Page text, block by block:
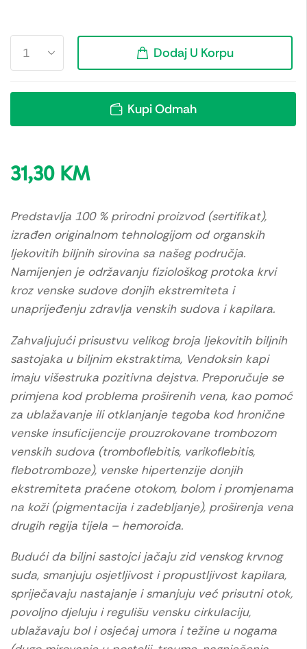
Dodaj U Korpu
Kupi Odmah
31,30 KM
Predstavlja 100 % prirodni proizvod (sertifikat),
izrađen originalnom tehnologijom od organskih
ljekovitih biljnih sirovina sa našeg područja.
Namijenjen je održavanju fiziološkog protoka krvi
kroz venske sudove donjih ekstremiteta i
unaprijeđenju zdravlja venskih sudova i kapilara.
Zahvaljujući prisustvu velikog broja ljekovitih biljnih
sastojaka u biljnim ekstraktima, Vendoksin kapi
imaju višestruka pozitivna dejstva. Preporučuje se
primjena kod problema proširenih vena, kao pomoć
za ublažavanje ili otklanjanje tegoba kod hronične
venske insuficijencije prouzrokovane trombozom
venskih sudova (tromboflebitis, varikoflebitis,
flebotromboze), venske hipertenzije donjih
ekstremiteta praćene otokom, bolom i promjenama
na koži (pigmentacija i zadebljanje), proširenja vena
drugih regija tijela – hemoroida.
Budući da biljni sastojci jačaju zid venskog krvnog
suda, smanjuju osjetljivost i propustljivost kapilara,
spriječavaju nastajanje i smanjuju već prisutni otok,
povoljno djeluju i regulišu vensku cirkulaciju,
ublažavaju bol i osjećaj umora i težine u nogama